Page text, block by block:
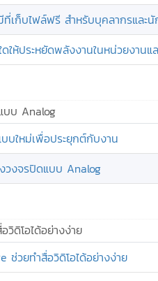
ที่เก็บไฟล์ฟรี สำหรับบุคลากรและ
ให้ประหยัดพลังงานในหน่วยงานแ
บบ Analog
บใหม่เพื่อประยุกต์กับงาน
วงจรปิดแบบ Analog
ดิโอได้อย่างง่าย
ช่วยทำสื่อวิดิโอได้อย่างง่าย